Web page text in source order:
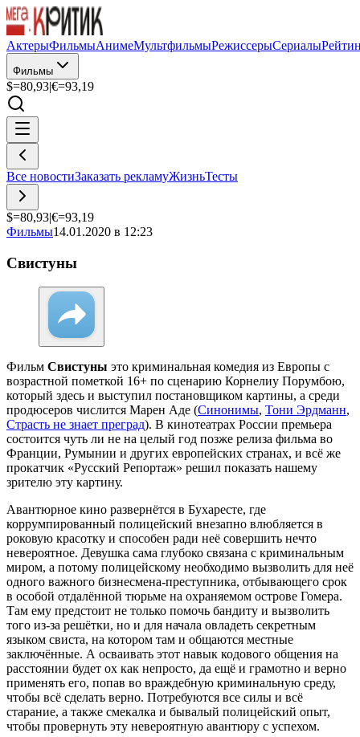
АктерыФильмыАнимеМультфильмыРежиссерыСериалы
Фильмы
$=80,93|€=93,19
Все новостиЗаказать рекламуЖизньТесты
$=80,93|€=93,19
Фильмы14.01.2020 в 12:23
Свистуны
Фильм Свистуны это криминальная комедия из Европы с
возрастной пометкой 16+ по сценарию Корнелиу Порумбою,
который здесь и выступил постановщиком картины, а среди
продюсеров числится Марен Аде (Синонимы, Тони Эрдманн,
Страсть не знает преград). В кинотеатрах России премьера
состоится чуть ли не на целый год позже релиза фильма во
Франции, Румынии и других европейских странах, и всё же
прокатчик «Русский Репортаж» решил показать нашему
зрителю эту картину.
Авантюрное кино развернётся в Бухаресте, где
коррумпированный полицейский внезапно влюбляется в
роковую красотку и способен ради неё совершить нечто
невероятное. Девушка сама глубоко связана с криминальным
миром, а потому полицейскому необходимо вызволить для неё
одного важного бизнесмена-преступника, отбывающего срок
в особой отдалённой тюрьме на охраняемом острове Гомера.
Там ему предстоит не только помочь бандиту и вызволить
того из-за решётки, но и для начала овладеть секретным
языком свиста, на котором там и общаются местные
заключённые. А осваивать этот навык кодового общения на
расстоянии будет ох как непросто, да ещё и грамотно и верно
применять его, попав во враждебную криминальную среду,
чтобы всё сделать верно. Потребуются все силы и всё
старание, а также смекалка и бывалый полицейский опыт,
чтобы провернуть эту невероятную авантюру с успехом.